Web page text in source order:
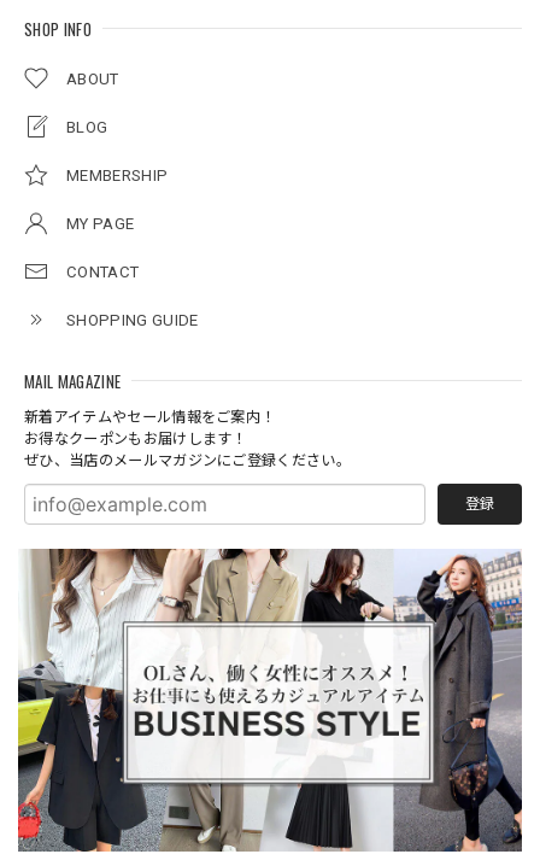
SHOP INFO
ABOUT
BLOG
MEMBERSHIP
MY PAGE
CONTACT
SHOPPING GUIDE
MAIL MAGAZINE
新着アイテムやセール情報をご案内！
お得なクーポンもお届けします！
ぜひ、当店のメールマガジンにご登録ください。
登録